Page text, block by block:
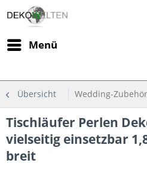
Menü
Übersicht Wedding-Zubehör
Tischläufer Perlen
vielseitig einsetzbar
breit